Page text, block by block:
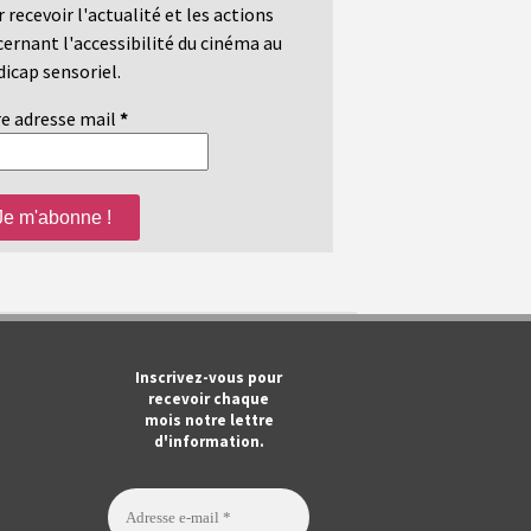
recevoir l'actualité et les actions
l'accessibilité du cinéma au
sensoriel.
adresse mail *
Inscrivez-vous pour
recevoir chaque
mois notre lettre
d'information.